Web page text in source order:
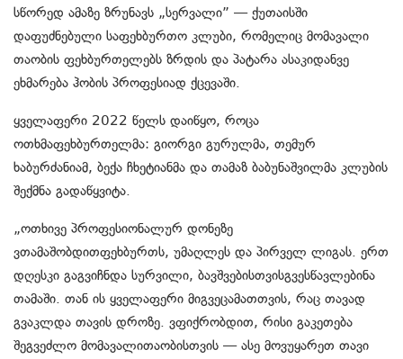
სწორედ ამაზე ზრუნავს „სერვალი” — ქუთაისში
დაფუძნებული საფეხბურთო კლუბი, რომელიც მომავალი
თაობის ფეხბურთელებს ზრდის და პატარა ასაკიდანვე
ეხმარება ჰობის პროფესიად ქცევაში.
ყველაფერი 2022 წელს დაიწყო, როცა
ოთხმაფეხბურთელმა: გიორგი გურულმა, თემურ
ხაბურძანიამ, ბექა ჩხეტიანმა და თამაზ ბაბუნაშვილმა კლუბის
შექმნა გადაწყვიტა.
„ოთხივე პროფესიონალურ დონეზე
ვთამაშობდითფეხბურთს, უმაღლეს და პირველ ლიგას. ერთ
დღესკი გაგვიჩნდა სურვილი, ბავშვებისთვისგვესწავლებინა
თამაში. თან ის ყველაფერი მიგვეცამათთვის, რაც თავად
გვაკლდა თავის დროზე. ვფიქრობდით, რისი გაკეთება
შეგვეძლო მომავალითაობისთვის — ასე მოვუყარეთ თავი